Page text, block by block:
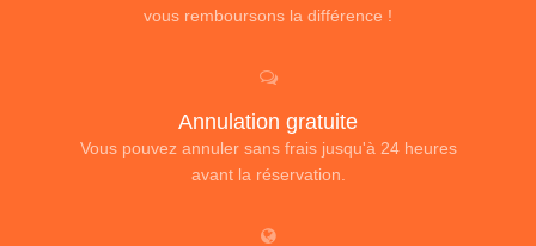
vous remboursons la différence !
Annulation gratuite
Vous pouvez annuler sans frais jusqu'à 24 heures
avant la réservation.